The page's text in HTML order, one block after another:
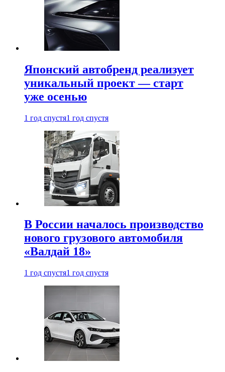
Японский автобренд реализует
уникальный проект — старт
уже осенью
1 год спустя1 год спустя
В России началось производство
нового грузового автомобиля
«Валдай 18»
1 год спустя1 год спустя